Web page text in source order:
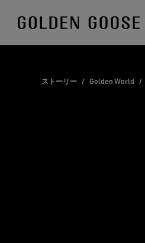
ストーリー / Golden World /